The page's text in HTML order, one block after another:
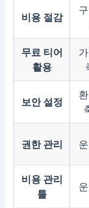
비용 절감
무료 티어
활용
보안 설정
권한 관리
비용 관리
툴